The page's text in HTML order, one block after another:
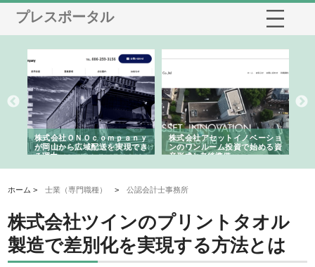
プレスポータル
株式会社ＯＮＯｃｏｍｐａｎｙ
が岡山から広域配送を実現でき
る理由
株式会社アセットイノベーショ
ンのワンルーム投資で始める資
産形成と老後準備
ホーム >士業（専門職種） >公認会計士事務所
株式会社ツインのプリントタオル
製造で差別化を実現する方法とは